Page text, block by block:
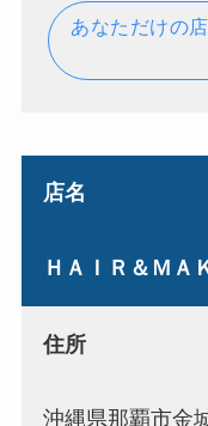
あなただけの
店名
ＨＡＩＲ＆ＭＡ
住所
沖縄県那覇市金